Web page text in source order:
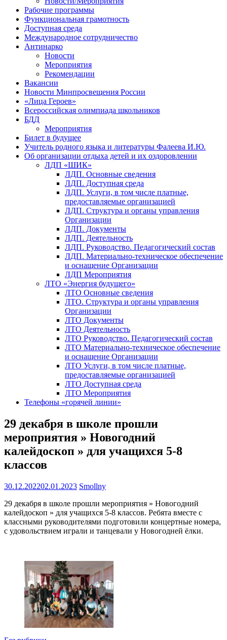
Рабочие программы
Функциональная грамотность
Доступная среда
Международное сотрудничество
Антинарко
Новости
Мероприятия
Рекомендации
Вакансии
Новости Минпросвещения России
«Лица Героев»
Всероссийская олимпиада школьников
БДД
Мероприятия
Билет в будущее
Учитель родного языка и литературы Фалеева И.Ю.
Об организации отдыха детей и их оздоровлении
ЛДП «ШИК»
ЛДП. Основные сведения
ЛДП. Доступная среда
ЛДП. Услуги, в том числе платные,
предоставляемые организацией
ЛДП. Структура и органы управления
Организации
ЛДП. Документы
ЛДП. Деятельность
ЛДП. Руководство. Педагогический состав
ЛДП. Материально-техническое обеспечение
и оснащение Организации
ЛДП Мероприятия
ЛТО «Энергия будущего»
ЛТО Основные сведения
ЛТО. Структура и органы управления
Организации
ЛТО Документы
ЛТО Деятельность
ЛТО Руководство. Педагогический состав
ЛТО Материально-техническое обеспечение
и оснащение Организации
ЛТО Услуги, в том числе платные,
предоставляемые организацией
ЛТО Доступная среда
ЛТО Мероприятия
Телефоны «горячей линии»
29 декабря в школе прошли
мероприятия » Новогодний
калейдоскоп » для учащихся 5-8
классов
30.12.202202.01.2023 Smollny
29 декабря в школе прошли мероприятия » Новогодний
калейдоскоп » для учащихся 5-8 классов. Ребята вместе с
классными руководителями подготовили концертные номера,
с удовольствием играли и танцевали у Новогодней ёлки.